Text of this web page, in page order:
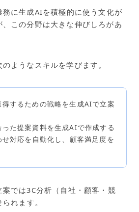
務に生成AIを積極的に使う文化が
この分野は大きな伸びしろがあ
ようなスキルを学びます。
得するための戦略を生成AIで立案
った提案資料を生成AIで作成する
せ対応を自動化し、顧客満足度を
では3C分析（自社・顧客・競
れます。